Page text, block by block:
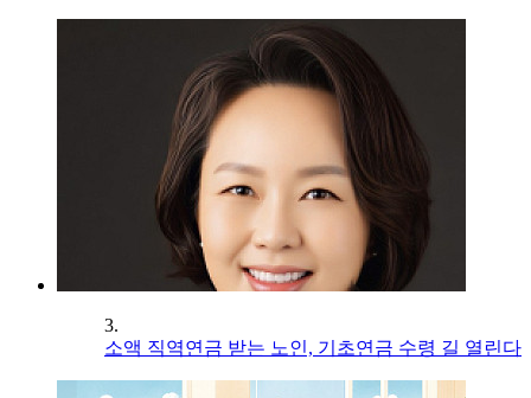
3.
소액 직역연금 받는 노인, 기초연금 수령 길 열린다